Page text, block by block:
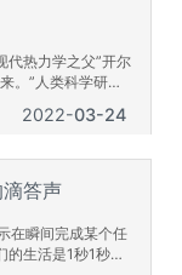
03-24
2022
代热力学之父”开尔
。”人类科学研究
制造能力，是一个
学研究、工程科
答声
在瞬间完成某个任
生活是1秒1秒累